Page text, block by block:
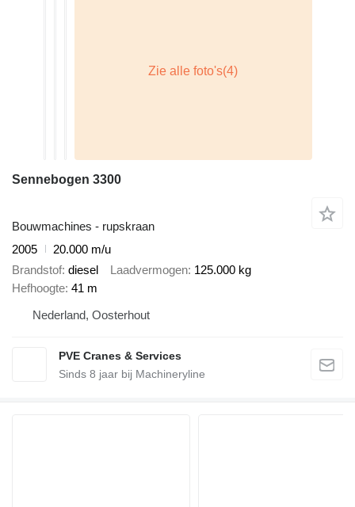
Sennebogen 3300
Bouwmachines - rupskraan
2005
20.000 m/u
Brandstof diesel Laadvermogen 125.000 kg
Hefhoogte 41 m
Nederland, Oosterhout
PVE Cranes & Services
Sinds 8 jaar bij Machineryline